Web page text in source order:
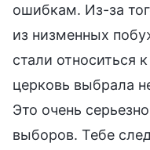
ошибкам. Из-за
из низменных
стали относиться
церковь выбрала
Это очень
выборов. Тебе